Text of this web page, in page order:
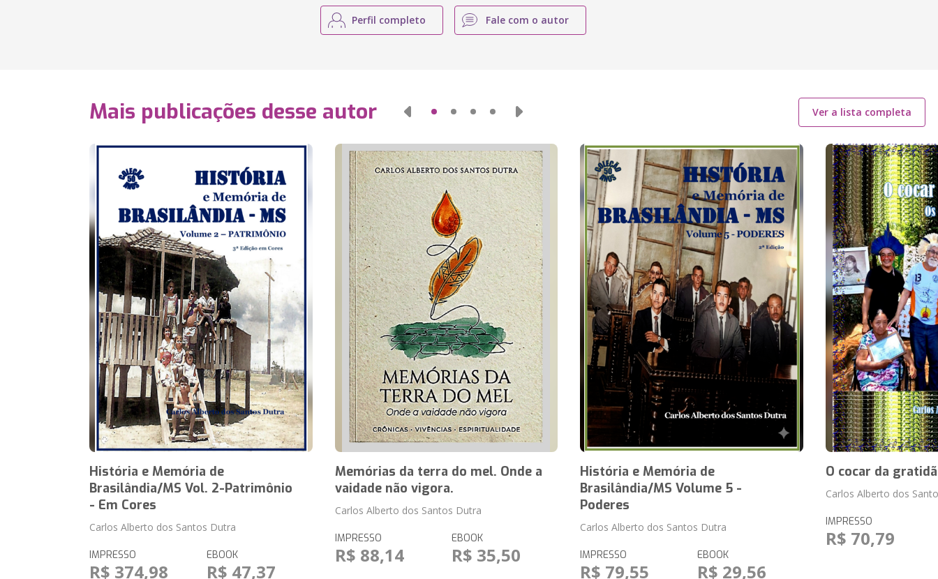
Perfil completo Fale com o autor
Mais publicações desse autor Ver a lista completa
História e Memória de
Brasilândia/MS Vol. 2-Patrimônio
- Em Cores
Carlos Alberto dos Santos Dutra
IMPRESSO
R$ 374,98
EBOOK
R$ 47,37
Memórias da terra do mel. Onde a
vaidade não vigora.
Carlos Alberto dos Santos Dutra
IMPRESSO
R$ 88,14
EBOOK
R$ 35,50
História e Memória de
Brasilândia/MS Volume 5 -
Poderes
Carlos Alberto dos Santos Dutra
IMPRESSO
R$ 79,55
EBOOK
R$ 29,56
O cocar da
Carlos Alberto dos
IMPRESSO
R$ 70,79